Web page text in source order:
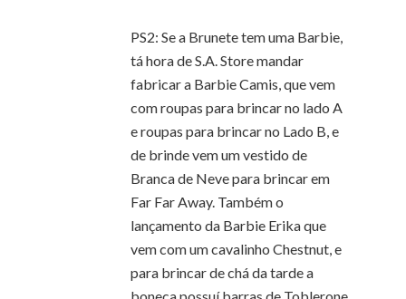
PS2: Se a Brunete tem uma Barbie,
tá hora de S.A. Store mandar
fabricar a Barbie Camis, que vem
com roupas para brincar no lado A
e roupas para brincar no Lado B, e
de brinde vem um vestido de
Branca de Neve para brincar em
Far Far Away. Também o
lançamento da Barbie Erika que
vem com um cavalinho Chestnut, e
para brincar de chá da tarde a